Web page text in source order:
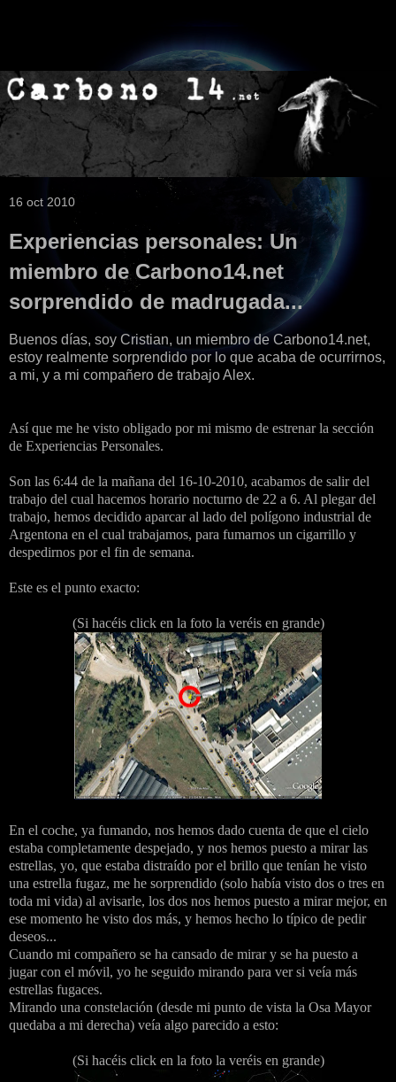
16 oct 2010
Experiencias personales: Un
miembro de Carbono14.net
sorprendido de madrugada...
Buenos días, soy Cristian, un miembro de Carbono14.net,
estoy realmente sorprendido por lo que acaba de ocurrirnos,
a mi, y a mi compañero de trabajo Alex.
Así que me he visto obligado por mi mismo de estrenar la sección
de Experiencias Personales.
Son las 6:44 de la mañana del 16-10-2010, acabamos de salir del
trabajo del cual hacemos horario nocturno de 22 a 6. Al plegar del
trabajo, hemos decidido aparcar al lado del polígono industrial de
Argentona en el cual trabajamos, para fumarnos un cigarrillo y
despedirnos por el fin de semana.
Este es el punto exacto:
(Si hacéis click en la foto la veréis en grande)
En el coche, ya fumando, nos hemos dado cuenta de que el cielo
estaba completamente despejado, y nos hemos puesto a mirar las
estrellas, yo, que estaba distraído por el brillo que tenían he visto
una estrella fugaz, me he sorprendido (solo había visto dos o tres en
toda mi vida) al avisarle, los dos nos hemos puesto a mirar mejor, en
ese momento he visto dos más, y hemos hecho lo típico de pedir
deseos...
Cuando mi compañero se ha cansado de mirar y se ha puesto a
jugar con el móvil, yo he seguido mirando para ver si veía más
estrellas fugaces.
Mirando una constelación (desde mi punto de vista la Osa Mayor
quedaba a mi derecha) veía algo parecido a esto:
(Si hacéis click en la foto la veréis en grande)